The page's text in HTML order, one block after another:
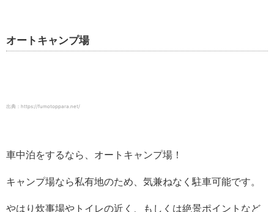
オートキャンプ場
出典：https://fumotoppara.net/
車中泊をするなら、オートキャンプ場！
キャンプ場なら私有地のため、気兼ねなく駐車可能です。
やはり炊事場やトイレの近く、もしくは絶景ポイントなど